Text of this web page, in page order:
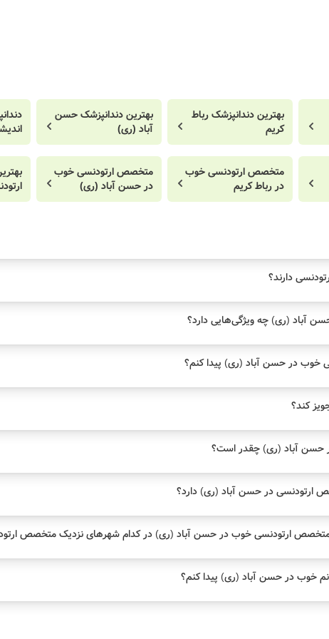
بهترین دندانپزشک رباط
کریم
بهترین دندانپزشک حسن
آباد (ری)
متخصص ارتودنسی خوب
در رباط کریم
متخصص ارتودنسی خوب
در حسن آباد (ری)
دارند؟
آباد (ری) چه ویژگی‌هایی دارد؟
در حسن آباد (ری) پیدا کنم؟
کند؟
حسن آباد (ری) چقدر است؟
در حسن آباد (ری) دارد؟
ارتودنسی خوب در حسن آباد (ری) در کدام شهرهای نزدیک متخصص
خوب در حسن آباد (ری) پیدا کنم؟